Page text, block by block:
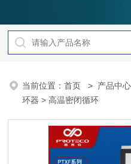
当前位置：首页 > 产品中心
环器 > 高温密闭循环